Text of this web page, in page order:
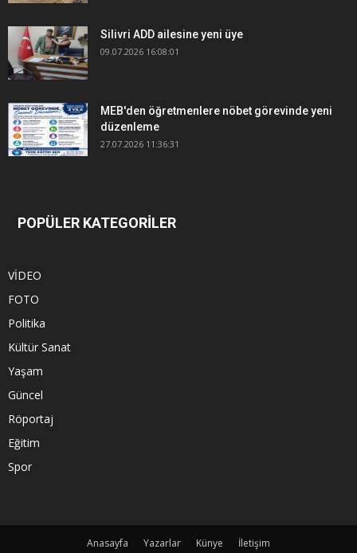
Silivri ADD ailesine yeni üye
09.07.2026 16:08:01
MEB'den öğretmenlere nöbet görevinde yeni
düzenleme
27.07.2026 11:36:31
POPÜLER KATEGORİLER
VİDEO
FOTO
Politika
Kültür Sanat
Yaşam
Güncel
Röportaj
Eğitim
Spor
Anasayfa Yazarlar Künye
İletişim